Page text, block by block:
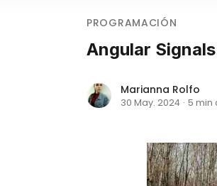
PROGRAMACIÓN
Angular
Marianna Rolfo
30 May. 2024 · 5 min